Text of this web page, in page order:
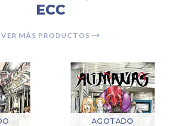
ECC
VER MÁS PRODUCTOS
AGOTADO